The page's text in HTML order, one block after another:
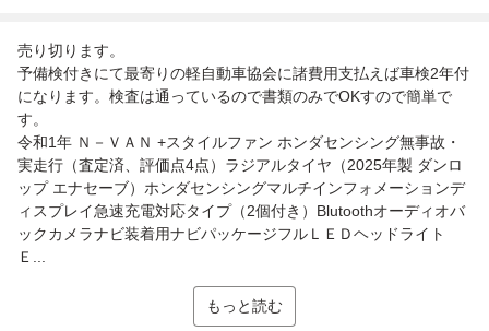
売り切ります。
予備検付きにて最寄りの軽自動車協会に諸費用支払えば車検2年付
になります。検査は通っているので書類のみでOKすので簡単で
す。
令和1年 Ｎ－ＶＡＮ +スタイルファン ホンダセンシング無事故・
実走行（査定済、評価点4点）ラジアルタイヤ（2025年製 ダンロ
ップ エナセーブ）ホンダセンシングマルチインフォメーションデ
ィスプレイ急速充電対応タイプ（2個付き）Blutoothオーディオバ
ックカメラナビ装着用ナビパッケージフルＬＥＤヘッドライト
Ｅ...
もっと読む